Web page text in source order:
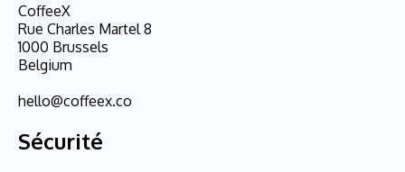
CoffeeX
Rue Charles Martel 8
1000 Brussels
Belgium
hello@coffeex.co
Sécurité